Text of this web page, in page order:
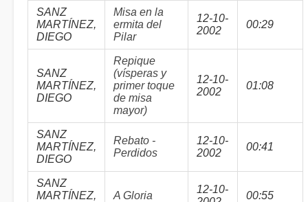
SANZ
MARTÍNEZ,
DIEGO
Misa en la
ermita del
Pilar
12-10-
2002
00:29
SANZ
MARTÍNEZ,
DIEGO
Repique
(vísperas y
primer toque
de misa
mayor)
12-10-
2002
01:08
SANZ
MARTÍNEZ,
DIEGO
Rebato -
Perdidos
12-10-
2002
00:41
SANZ
MARTÍNEZ,
A Gloria
12-10-
00:55